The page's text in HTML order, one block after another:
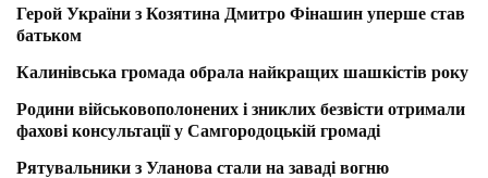
Герой України з Козятина Дмитро Фінашин уперше став
батьком
Калинівська громада обрала найкращих шашкістів року
Родини військовополонених і зниклих безвісти отримали
фахові консультації у Самгородоцькій громаді
Рятувальники з Уланова стали на заваді вогню